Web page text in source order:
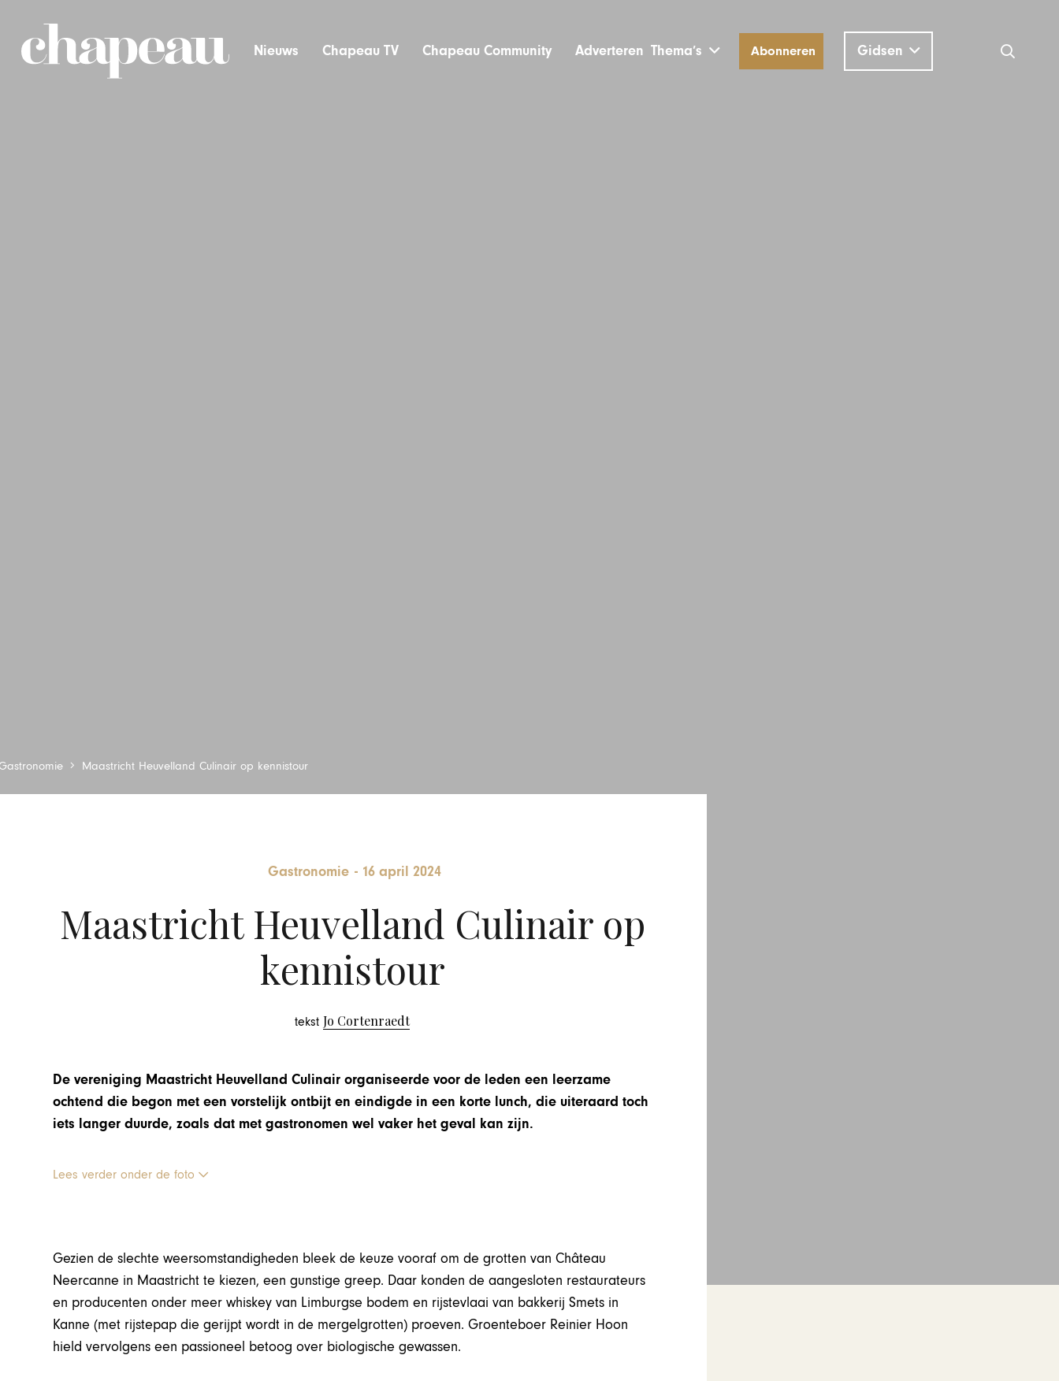
Nieuws Chapeau TV Chapeau Community Adverteren Thema’s Abonneren Gidsen
Maastricht Heuvelland Culinair op kennistour
Gastronomie - 16 april 2024
Maastricht Heuvelland Culinair op
kennistour
tekstJo Cortenraedt
De vereniging Maastricht Heuvelland Culinair organiseerde voor de leden een leerzame
ochtend die begon met een vorstelijk ontbijt en eindigde in een korte lunch, die uiteraard toch
iets langer duurde, zoals dat met gastronomen wel vaker het geval kan zijn.
Lees verder onder de foto
Gezien de slechte weersomstandigheden bleek de keuze vooraf om de grotten van Château
Neercanne in Maastricht te kiezen, een gunstige greep. Daar konden de aangesloten restaurateurs
en producenten onder meer whiskey van Limburgse bodem en rijstevlaai van bakkerij Smets in
Kanne (met rijstepap die gerijpt wordt in de mergelgrotten) proeven. Groenteboer Reinier Hoon
hield vervolgens een passioneel betoog over biologische gewassen.